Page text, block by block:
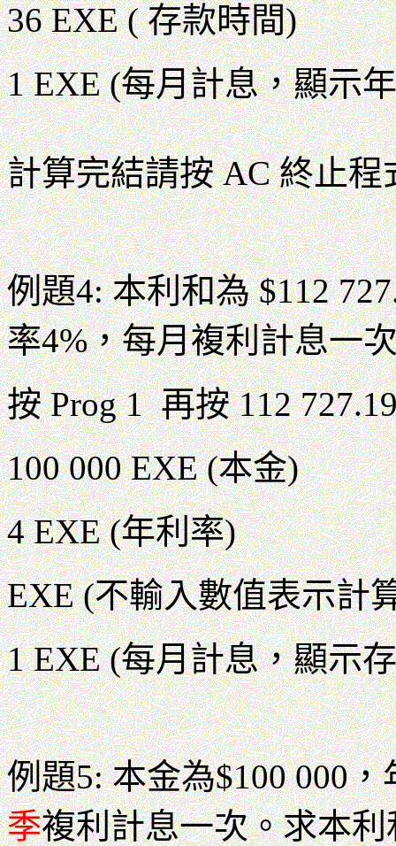
36 EXE ( 存款時間)
1 EXE (每月計息，顯示
計算完結請按 AC 終止程
例題4: 本利和為 $112
率4%，每月複利計息一
按 Prog 1 再按 112
100 000 EXE (本金)
4 EXE (年利率)
EXE (不輸入數值表示計
1 EXE (每月計息，顯示
例題5: 本金為$100 000
季複利計息一次。求本利